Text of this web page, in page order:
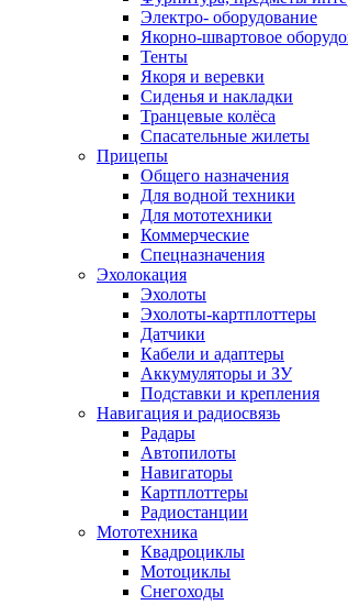
Электро- оборудование
Якорно-швартовое
Тенты
Якоря и веревки
Сиденья и накладки
Транцевые колёса
Спасательные жилеты
Прицепы
Общего назначения
Для водной техники
Для мототехники
Коммерческие
Спецназначения
Эхолокация
Эхолоты
Эхолоты-картплоттеры
Датчики
Кабели и адаптеры
Аккумуляторы и ЗУ
Подставки и крепления
Навигация и радиосвязь
Радары
Автопилоты
Навигаторы
Картплоттеры
Радиостанции
Мототехника
Квадроциклы
Мотоциклы
Снегоходы